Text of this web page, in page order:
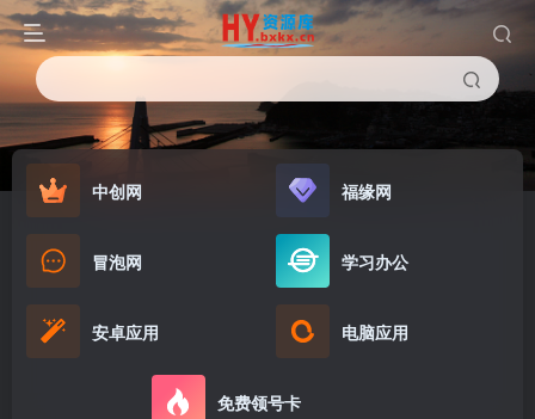
中创网 福缘网
冒泡网 学习办公
安卓应用 电脑应用
免费领号卡